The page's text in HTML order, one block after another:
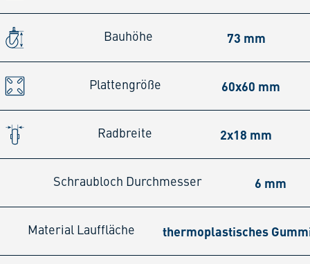
Bauhöhe 73 mm
Plattengröße 60x60 mm
Radbreite 2x18 mm
Schraubloch Durchmesser 6 mm
Material Lauffläche thermoplastisches